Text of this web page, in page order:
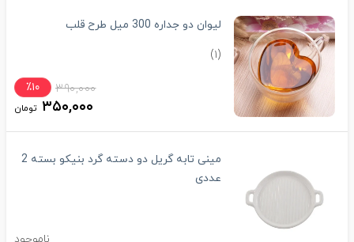
لیوان دو جداره 300 میل طرح قلب
(۱)
۳۹۰,۰۰۰ ٪۱۰
۳۵۰,۰۰۰ تومان
مینی تابه گریل دو دسته گرد بنیکو بسته 2
عددی